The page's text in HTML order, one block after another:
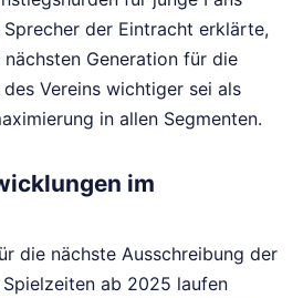
der Eintracht erklärte,
Generation für die
Vereins wichtiger sei als
in allen Segmenten.
im
die nächste Ausschreibung der
ab 2025 laufen